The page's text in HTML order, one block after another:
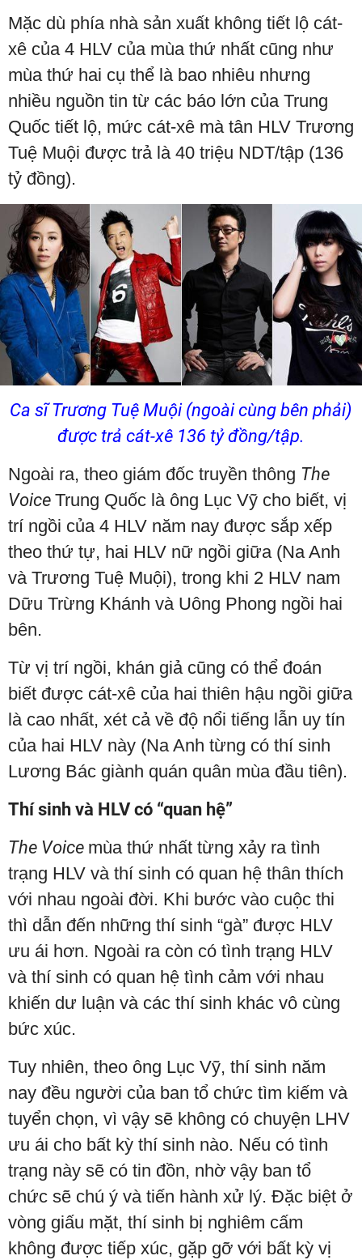
Mặc dù phía nhà sản xuất không tiết lộ cát-
xê của 4 HLV của mùa thứ nhất cũng như
mùa thứ hai cụ thể là bao nhiêu nhưng
nhiều nguồn tin từ các báo lớn của Trung
Quốc tiết lộ, mức cát-xê mà tân HLV Trương
Tuệ Muội được trả là 40 triệu NDT/tập (136
tỷ đồng).
Ca sĩ Trương Tuệ Muội (ngoài cùng bên phải)
được trả cát-xê 136 tỷ đồng/tập.
Ngoài ra, theo giám đốc truyền thông The
Voice Trung Quốc là ông Lục Vỹ cho biết, vị
trí ngồi của 4 HLV năm nay được sắp xếp
theo thứ tự, hai HLV nữ ngồi giữa (Na Anh
và Trương Tuệ Muội), trong khi 2 HLV nam
Dữu Trừng Khánh và Uông Phong ngồi hai
bên.
Từ vị trí ngồi, khán giả cũng có thể đoán
biết được cát-xê của hai thiên hậu ngồi giữa
là cao nhất, xét cả về độ nổi tiếng lẫn uy tín
của hai HLV này (Na Anh từng có thí sinh
Lương Bác giành quán quân mùa đầu tiên).
Thí sinh và HLV có “quan hệ”
The Voice mùa thứ nhất từng xảy ra tình
trạng HLV và thí sinh có quan hệ thân thích
với nhau ngoài đời. Khi bước vào cuộc thi
thì dẫn đến những thí sinh “gà” được HLV
ưu ái hơn. Ngoài ra còn có tình trạng HLV
và thí sinh có quan hệ tình cảm với nhau
khiến dư luận và các thí sinh khác vô cùng
bức xúc.
Tuy nhiên, theo ông Lục Vỹ, thí sinh năm
nay đều người của ban tổ chức tìm kiếm và
tuyển chọn, vì vậy sẽ không có chuyện LHV
ưu ái cho bất kỳ thí sinh nào. Nếu có tình
trạng này sẽ có tin đồn, nhờ vậy ban tổ
chức sẽ chú ý và tiến hành xử lý. Đặc biệt ở
vòng giấu mặt, thí sinh bị nghiêm cấm
không được tiếp xúc, gặp gỡ với bất kỳ vị